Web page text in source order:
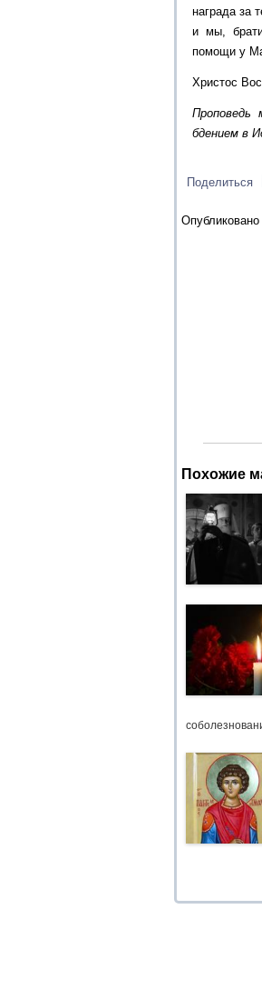
награда за
и мы,
помощи у
Христос
Проповедь
бдением в
Поделиться
Опубликовано
Похожие